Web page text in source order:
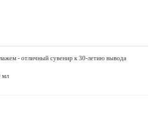
- отличный сувенир к 30-летию вывода
мл